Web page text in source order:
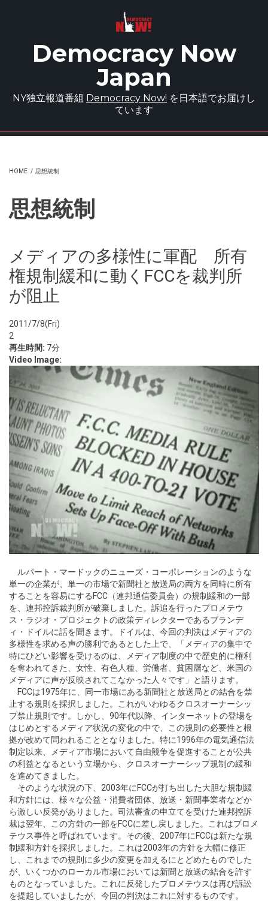
Democracy Now
Japan
NY独立報道番組 Democracy Now! を日本語でお届けし
ています
HOME / 思想統制
思想統制
メディアの多様性に軍配 所有
権規制緩和に動くFCCを裁判所
が阻止
2011/7/8(Fri)
2
再生時間: 7分
Video Image:
ルパート・マードックのニューズ・コーポレーションのような
単一の企業が、単一の市場で新聞社と放送局の両方を同時に所有
することを容易にするFCC（連邦通信委員会）の規制緩和の一部
を、連邦控訴裁判所が破棄しました。訴追を行ったプロメテウ
ス・ラジオ・プロジェクトの政策ディレクターであるブランデ
ィ・ドイルに話を聞きます。ドイルは、今回の判決はメディアの
多様性を求める声の勝利であるとした上で、「メディアの集中で
特にひどい影響を受けるのは、メディア制度の中で歴史的に権利
を奪われてきた、女性、有色人種、労働者、貧困層など、米国の
メディアに声が反映されてこなかった人々です」と語ります。
FCCは1975年に、同一市場にある新聞社と放送局との結合を禁
止する規則を採択しました。これがいわゆるクロスオーナーシッ
プ禁止規則です。しかし、90年代以降、インターネットの登場を
はじめとするメディア状況の変化の中で、この規則の必要性と根
拠が改めて問われることとなりました。特に1996年の電気通信法
制定以来、メディア市場において自由競争を促進することが公共
の利益となるという立場から、クロスオーナーシップ規制の緩和
を進めてきました。
そのような状況の下、2003年にFCCが打ち出した大胆な規制緩
和方針には、様々な公益・消費者団体、放送・新聞事業者などか
ら激しい反発がありました。司法審査の申立てを受けた連邦控訴
裁は翌年、この方針の一部をFCCに差し戻しました。これはプロメ
テウス事件と呼ばれています。その後、2007年にFCCは新たな規
制緩和方針を採択しました。これは2003年の方針を大幅に修正
し、これまでの規則に多少の変更を加えるにとどめたものでした
が、いくつかのローカル市場においては新聞と放送の結合を許す
ものとなっていました。これに反発したプロメテウスは再び訴訟
を提起していましたが、今回の判決はこれに対するものです。